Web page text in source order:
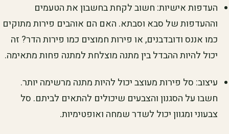
העדפות אישיות: חשוב לקחת בחשבון את הטעמים
וההעדפות של סבא וסבתא. האם הם אוהבים פירות מתוקים
כמו אננס ודובדבנים, או פירות חמוצים כמו פירות הדר? זה
יכול להיות ההבדל בין מתנה מוצלחת למתנה פחות מתאימה.
עיצוב: סל פירות מעוצב יכול להיות מתנה מרשימה יותר.
חשבו על הסגנון והצבעים שיכולים להתאים לביתם. סל
צבעוני ומגוון יכול לשדר שמחה ואופטימיות.